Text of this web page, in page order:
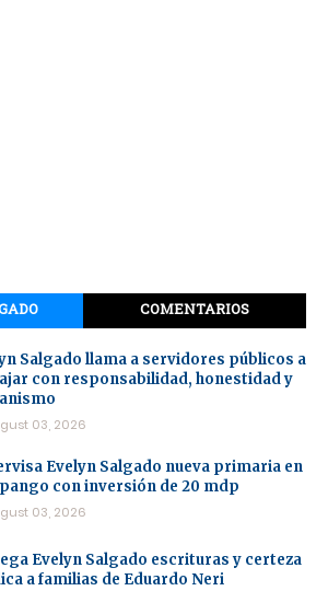
COMENTARIOS
Salgado llama a servidores públicos a
con responsabilidad, honestidad y
03, 2026
Evelyn Salgado nueva primaria en
con inversión de 20 mdp
03, 2026
Evelyn Salgado escrituras y certeza
a familias de Eduardo Neri